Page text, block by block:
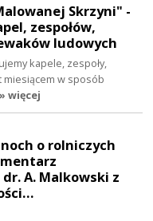
Skrzyni" -
zespołów,
ludowych
kapele, zespoły,
miesiącem w sposób
» więcej
o rolniczych
A. Malkowski z